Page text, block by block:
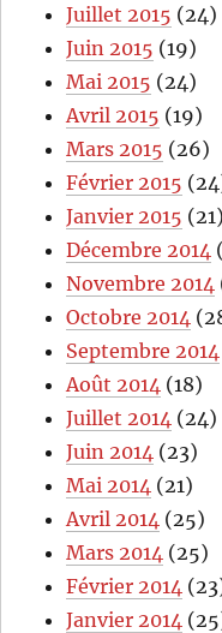
Juillet 2015 (24)
Juin 2015 (19)
Mai 2015 (24)
Avril 2015 (19)
Mars 2015 (26)
Février 2015
Janvier 2015 (21)
Décembre 2014
Novembre 2014
Octobre 2014
Septembre 2014
Août 2014 (18)
Juillet 2014 (24)
Juin 2014 (23)
Mai 2014 (21)
Avril 2014 (25)
Mars 2014 (25)
Février 2014
Janvier 2014